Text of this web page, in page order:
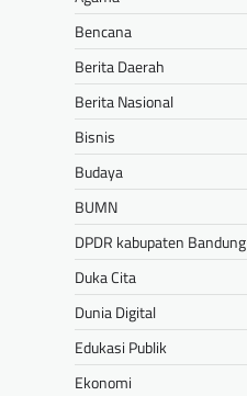
Bencana
Berita Daerah
Berita Nasional
Bisnis
Budaya
BUMN
DPDR kabupaten Bandung
Duka Cita
Dunia Digital
Edukasi Publik
Ekonomi